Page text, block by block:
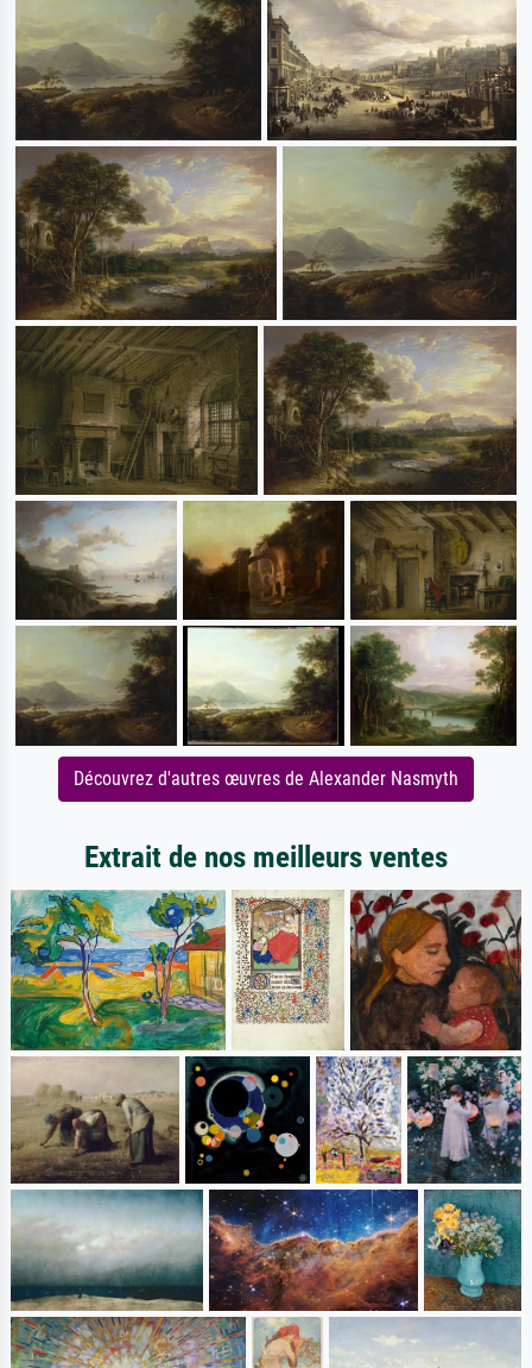
Découvrez d'autres œuvres de Alexander Nasmyth
Extrait de nos meilleurs ventes